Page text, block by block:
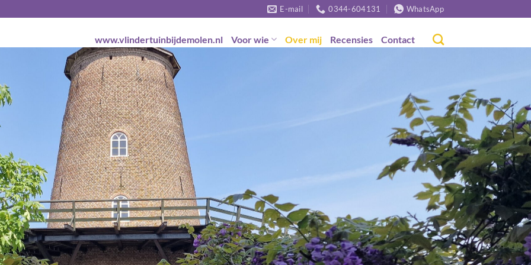
E-mail 0344-604131 WhatsApp
www.vlindertuinbijdemolen.nl Voor wie Over mij Recensies Contact